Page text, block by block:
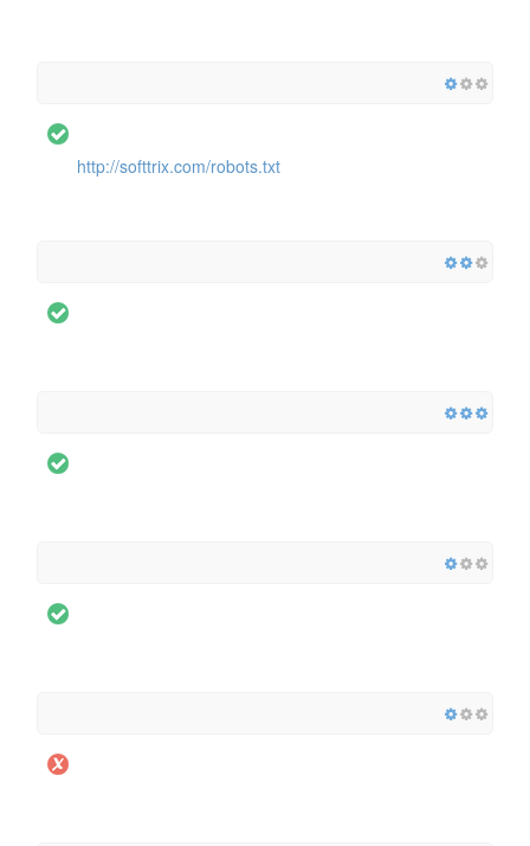
http://softtrix.com/robots.txt